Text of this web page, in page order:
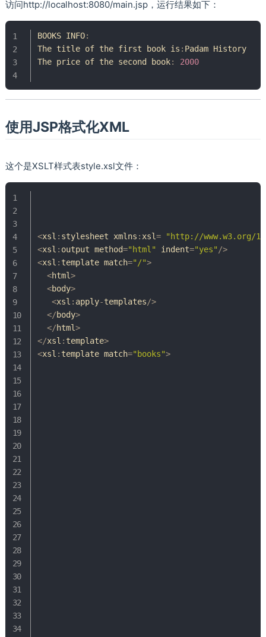
访问http://localhost:8080/main.jsp，运行结果如下：
BOOKS INFO:
The title of the first book is : Padam History
The price of the second book: 2000
使用JSP格式化XML
这个是XSLT样式表style.xsl文件：
<xsl : stylesheet xmlns : xsl=
"http://www.w3.org/
<xsl : output method="html" indent="yes" />
<xsl : template match="/">
<html>
<body>
<xsl : apply-templates/>
</body>
</html>
</xsl : template>
<xsl : template match="books">